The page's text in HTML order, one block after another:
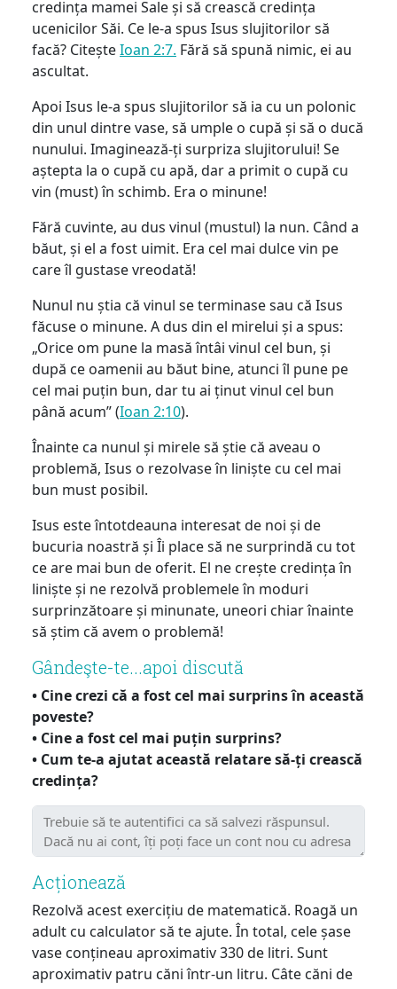
credința mamei Sale și să crească credința
ucenicilor Săi. Ce le-a spus Isus slujitorilor să
facă? CiteșteIoan 2:7. Fără să spună nimic, ei au
ascultat.
Apoi Isus le-a spus slujitorilor să ia cu un polonic
din unul dintre vase, să umple o cupă și să o ducă
nunului. Imaginează-ți surpriza slujitorului! Se
aștepta la o cupă cu apă, dar a primit o cupă cu
vin (must) în schimb. Era o minune!
Fără cuvinte, au dus vinul (mustul) la nun. Când a
băut, și el a fost uimit. Era cel mai dulce vin pe
care îl gustase vreodată!
Nunul nu știa că vinul se terminase sau că Isus
făcuse o minune. A dus din el mirelui și a spus:
„Orice om pune la masă întâi vinul cel bun, și
după ce oamenii au băut bine, atunci îl pune pe
cel mai puțin bun, dar tu ai ținut vinul cel bun
până acum” (Ioan 2:10).
Înainte ca nunul și mirele să știe că aveau o
problemă, Isus o rezolvase în liniște cu cel mai
bun must posibil.
Isus este întotdeauna interesat de noi și de
bucuria noastră și Îi place să ne surprindă cu tot
ce are mai bun de oferit. El ne crește credința în
liniște și ne rezolvă problemele în moduri
surprinzătoare și minunate, uneori chiar înainte
să știm că avem o problemă!
Gândeşte-te...apoi discută
• Cine crezi că a fost cel mai surprins în această
poveste?
• Cine a fost cel mai puțin surprins?
• Cum te-a ajutat această relatare să-ți crească
credința?
Acționează
Rezolvă acest exercițiu de matematică. Roagă un
adult cu calculator să te ajute. În total, cele șase
vase conțineau aproximativ 330 de litri. Sunt
aproximativ patru căni într-un litru. Câte căni de